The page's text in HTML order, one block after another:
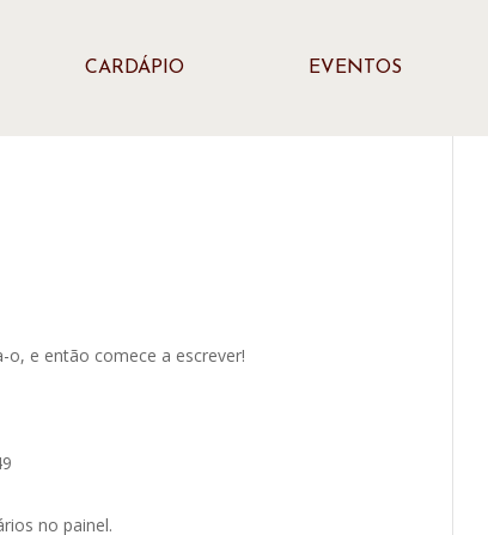
CARDÁPIO EVENTOS
o, e então comece a escrever!
no painel.